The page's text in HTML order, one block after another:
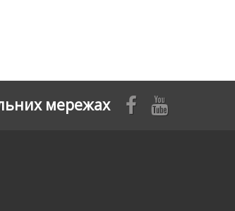
мережах